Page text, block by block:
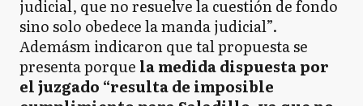
judicial, que no resuelve la cuestión de fondo
sino solo obedece la manda judicial”.
Ademásm indicaron que tal propuesta se
presenta porque la medida dispuesta por
el juzgado “resulta de imposible